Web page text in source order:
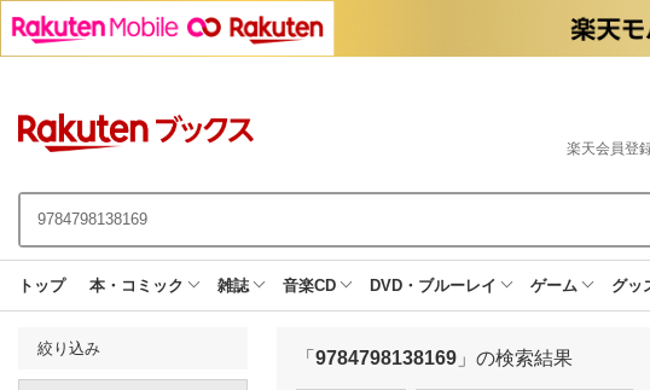
楽天会員登
トップ 本・コミック 雑誌 音楽CD DVD・ブルーレイ ゲーム グッ
絞り込み 「 9784798138169 」の検索結果